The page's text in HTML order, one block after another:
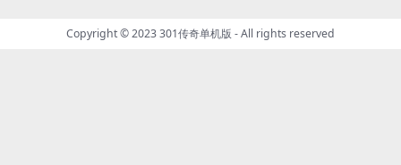
Copyright © 2023301传奇单机版 - All rights reserved